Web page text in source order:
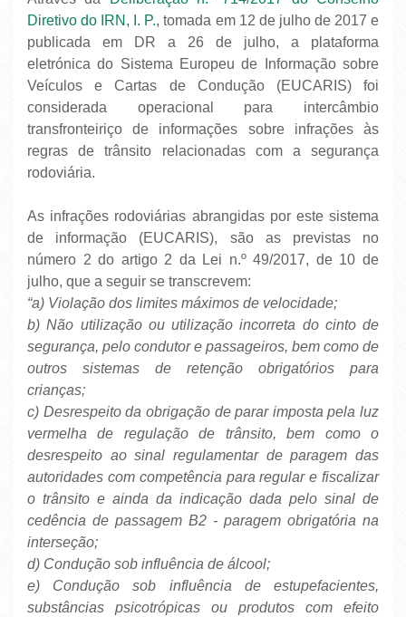
Diretivo do IRN, I. P., tomada em 12 de julho de 2017 e
publicada em DR a 26 de julho, a plataforma
eletrónica do Sistema Europeu de Informação sobre
Veículos e Cartas de Condução (EUCARIS) foi
considerada operacional para intercâmbio
transfronteiriço de informações sobre infrações às
regras de trânsito relacionadas com a segurança
rodoviária.
As infrações rodoviárias abrangidas por este sistema
de informação (EUCARIS), são as previstas no
número 2 do artigo 2 da Lei n.º 49/2017, de 10 de
julho, que a seguir se transcrevem:
“a) Violação dos limites máximos de velocidade;
b) Não utilização ou utilização incorreta do cinto de
segurança, pelo condutor e passageiros, bem como de
outros sistemas de retenção obrigatórios para
crianças;
c) Desrespeito da obrigação de parar imposta pela luz
vermelha de regulação de trânsito, bem como o
desrespeito ao sinal regulamentar de paragem das
autoridades com competência para regular e fiscalizar
o trânsito e ainda da indicação dada pelo sinal de
cedência de passagem B2 - paragem obrigatória na
interseção;
d) Condução sob influência de álcool;
e) Condução sob influência de estupefacientes,
substâncias psicotrópicas ou produtos com efeito